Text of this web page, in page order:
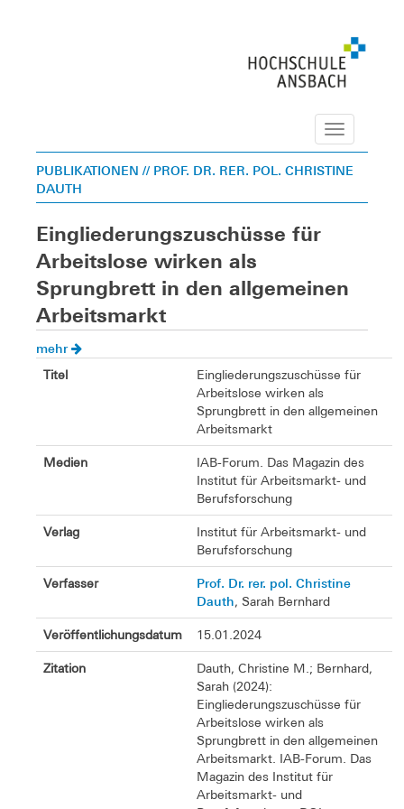
Navigation
PUBLIKATIONEN // PROF. DR. RER. POL. CHRISTINE
DAUTH
Eingliederungszuschüsse für
Arbeitslose wirken als
Sprungbrett in den allgemeinen
Arbeitsmarkt
mehr
Titel
Eingliederungszuschüsse für
Arbeitslose wirken als
Sprungbrett in den allgemeinen
Arbeitsmarkt
Medien
IAB-Forum. Das Magazin des
Institut für Arbeitsmarkt- und
Berufsforschung
Verlag
Institut für Arbeitsmarkt- und
Berufsforschung
Verfasser
Prof. Dr. rer. pol. Christine
Dauth, Sarah Bernhard
Veröffentlichungsdatum 15.01.2024
Zitation
Dauth, Christine M.; Bernhard,
Sarah (2024):
Eingliederungszuschüsse für
Arbeitslose wirken als
Sprungbrett in den allgemeinen
Arbeitsmarkt. IAB-Forum. Das
Magazin des Institut für
Arbeitsmarkt- und